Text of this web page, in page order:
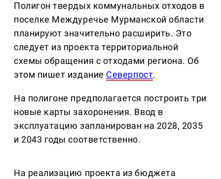
Полигон твердых коммунальных отходов в
поселке Междуречье Мурманской области
планируют значительно расширить. Это
следует из проекта территориальной
схемы обращения с отходами региона. Об
этом пишет издание Северпост.
На полигоне предполагается построить три
новые карты захоронения. Ввод в
эксплуатацию запланирован на 2028, 2035
и 2043 годы соответственно.
На реализацию проекта из бюджета